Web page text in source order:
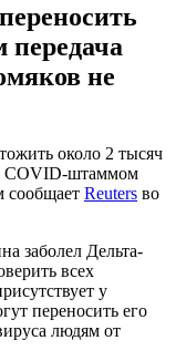
передача
не
около 2 тысяч
COVID-штаммом
сообщает Reuters во
заболел Дельта-
всех
у
переносить его
людям от